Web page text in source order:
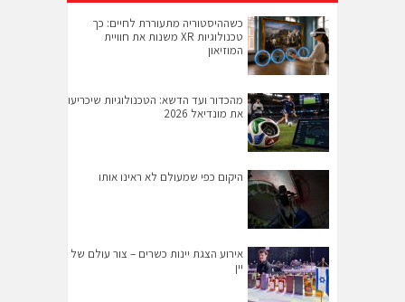
כשההיסטוריה מתעוררת לחיים: כך
טכנולוגיות XR משנות את חוויית
המוזיאון
מהכדור ועד הדשא: הטכנולוגיות שיכריעו
את מונדיאל 2026
היקום כפי שמעולם לא ראינו אותו
אירוע הצגת יינות כשרים – צור עולם של
יין